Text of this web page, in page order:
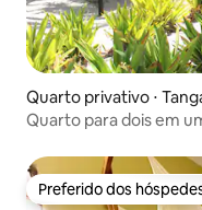
Quarto privativo ⋅
Quarto para dois em
Preferido dos
Preferido dos